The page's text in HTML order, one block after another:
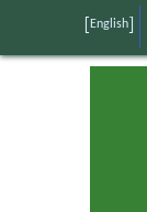
[English]